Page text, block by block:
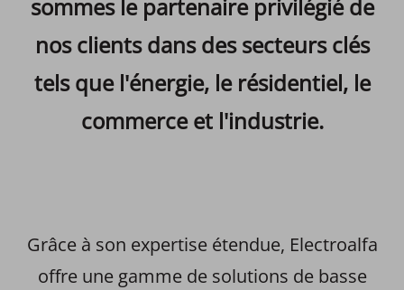
sommes le partenaire privilégié de
nos clients dans des secteurs clés
tels que l'énergie, le résidentiel, le
commerce et l'industrie.
Grâce à son expertise étendue, Electroalfa
offre une gamme de solutions de basse